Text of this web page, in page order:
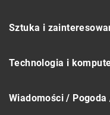
Sztuka i
Technologia i
Wiadomości /